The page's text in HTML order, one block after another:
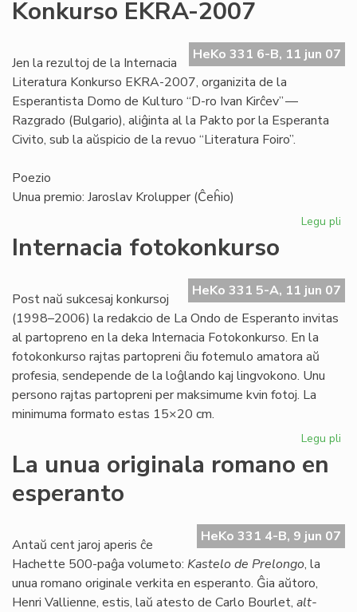
Konkurso EKRA-2007
HeKo 331 6-B, 11 jun 07
Jen la rezultoj de la Internacia
Literatura Konkurso EKRA-2007, organizita de la
Esperantista Domo de Kulturo “D-ro Ivan Kirĉev” —
Razgrado (Bulgario), aliĝinta al la Pakto por la Esperanta
Civito, sub la aŭspicio de la revuo “Literatura Foiro”.
Poezio
Unua premio: Jaroslav Krolupper (Ĉeĥio)
Legu pli
Internacia fotokonkurso
HeKo 331 5-A, 11 jun 07
Post naŭ sukcesaj konkursoj
(1998–2006) la redakcio de La Ondo de Esperanto invitas
al partopreno en la deka Internacia Fotokonkurso. En la
fotokonkurso rajtas partopreni ĉiu fotemulo amatora aŭ
profesia, sendepende de la loĝlando kaj lingvokono. Unu
persono rajtas partopreni per maksimume kvin fotoj. La
minimuma formato estas 15×20 cm.
Legu pli
La unua originala romano en
esperanto
HeKo 331 4-B, 9 jun 07
Antaŭ cent jaroj aperis ĉe
Hachette 500-paĝa volumeto: Kastelo de Prelongo, la
unua romano originale verkita en esperanto. Ĝia aŭtoro,
Henri Vallienne, estis, laŭ atesto de Carlo Bourlet, alt-